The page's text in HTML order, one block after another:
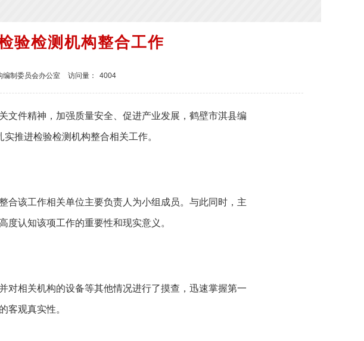
验检测机构整合工作
编制委员会办公室 访问量： 4004
文件精神，加强质量安全、促进产业发展，鹤壁市淇县编
推进检验检测机构整合相关工作。
合该工作相关单位主要负责人为小组成员。与此同时，主
认知该项工作的重要性和现实意义。
对相关机构的设备等其他情况进行了摸查，迅速掌握第一
客观真实性。